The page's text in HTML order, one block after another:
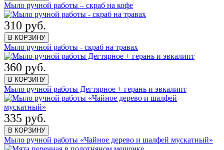
Мыло ручной работы – скраб на кофе
310 руб.
В КОРЗИНУ
Мыло ручной работы - скраб на травах
360 руб.
В КОРЗИНУ
Мыло ручной работы Дегтярное + герань и эвкалипт
335 руб.
В КОРЗИНУ
Мыло ручной работы «Чайное дерево и шалфей мускатный»